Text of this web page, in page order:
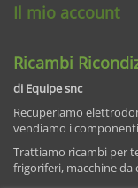
Il mio account
Ricambi
di Equipe snc
Recuperiamo
vendiamo i
Trattiamo ricambi per
frigoriferi, macchine da